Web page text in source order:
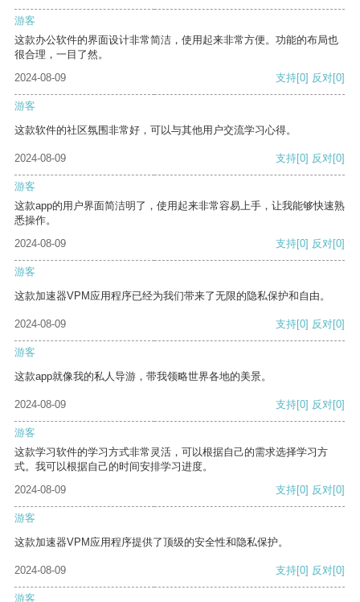
游客
这款办公软件的界面设计非常简洁，使用起来非常方便。功能的布局也
很合理，一目了然。
2024-08-09
支持[0] 反对[0]
游客
这款软件的社区氛围非常好，可以与其他用户交流学习心得。
2024-08-09 支持[0] 反对[0]
游客
这款app的用户界面简洁明了，使用起来非常容易上手，让我能够快速熟
悉操作。
2024-08-09
支持[0] 反对[0]
游客
这款加速器VPM应用程序已经为我们带来了无限的隐私保护和自由。
2024-08-09 支持[0] 反对[0]
游客
这款app就像我的私人导游，带我领略世界各地的美景。
2024-08-09 支持[0] 反对[0]
游客
这款学习软件的学习方式非常灵活，可以根据自己的需求选择学习方
式。我可以根据自己的时间安排学习进度。
2024-08-09
支持[0] 反对[0]
游客
这款加速器VPM应用程序提供了顶级的安全性和隐私保护。
2024-08-09 支持[0] 反对[0]
游客